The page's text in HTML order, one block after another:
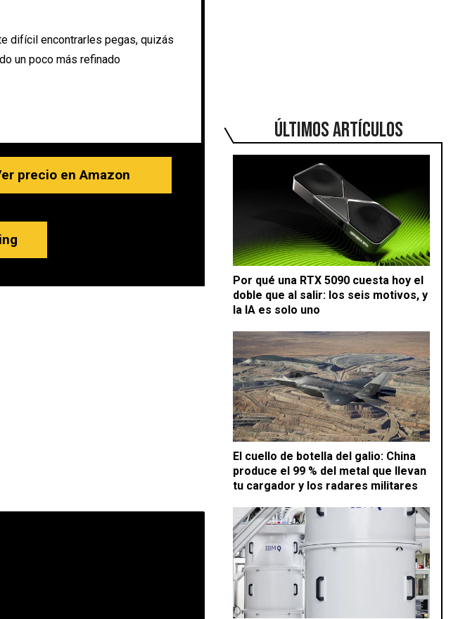
ÚLTIMOS ARTÍCULOS
Por qué una RTX 5090 cuesta hoy el
doble que al salir: los seis motivos, y
la IA es solo uno
El cuello de botella del galio: China
produce el 99 % del metal que llevan
tu cargador y los radares militares
difícil encontrarles pegas, quizás
un poco más refinado
precio en Amazon